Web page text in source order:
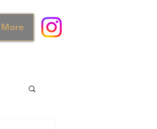
More